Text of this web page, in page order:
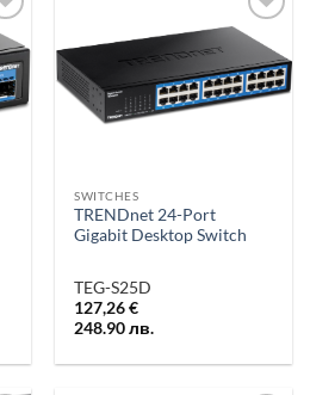
в
Добави в
„Любими“
SWITCHES
TRENDnet 24-Port
Gigabit Desktop Switch
TEG-S25D
127,26€
248.90лв.